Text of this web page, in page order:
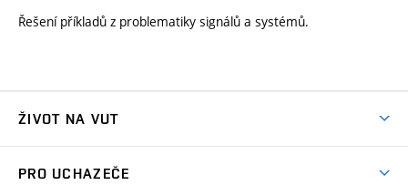
Řešení příkladů z problematiky signálů a systémů.
ŽIVOT NA VUT
PRO UCHAZEČE